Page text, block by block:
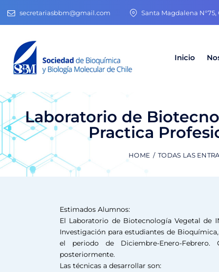
secretariasbbm@gmail.com Santa Magdalena
Inicio
Laboratorio de
Practica
HOME TODAS LAS
Estimados Alumnos:
El Laboratorio de Biotecnología Vegetal de
Investigación para estudiantes de
el periodo de Diciembre-Enero-
posteriormente.
Las técnicas a desarrollar son: